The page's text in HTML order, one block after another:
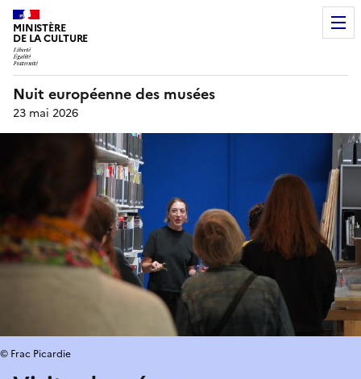
MINISTÈRE
DE LA CULTURE
Nuit européenne des musées
23 mai 2026
© Frac Picardie